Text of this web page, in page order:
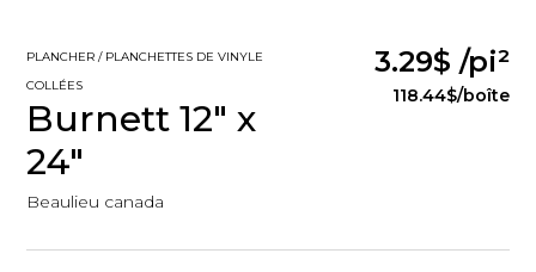
PLANCHER / PLANCHETTES DE VINYLE
COLLÉES
Burnett 12" x
24"
Beaulieu canada
3.29$ /pi²
118.44$/boîte